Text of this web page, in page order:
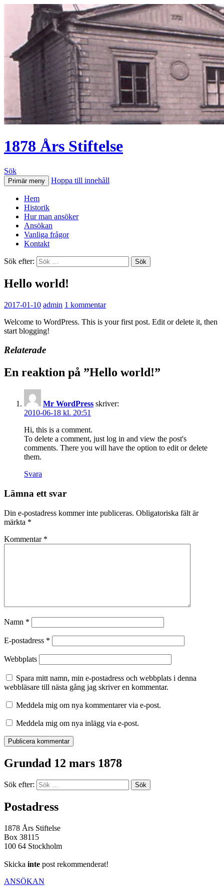
1878 Års Stiftelse
Sök
Primär meny Hoppa till innehåll
Hem
Historik
Hur man ansöker
Ansökan
Vanliga frågor
Kontakt
Sök efter:
Hello world!
2017-01-10 admin 1 kommentar
Welcome to WordPress. This is your first post. Edit or delete it, then
start blogging!
Relaterade
En reaktion på ”Hello world!”
Mr WordPress skriver:
2010-06-18 kl. 20:51
Hi, this is a comment.
To delete a comment, just log in and view the post's
comments. There you will have the option to edit or delete
them.
Svara
Lämna ett svar
Din e-postadress kommer inte publiceras. Obligatoriska fält är
märkta *
Kommentar *
Namn *
E-postadress *
Webbplats
Spara mitt namn, min e-postadress och webbplats i denna
webbläsare till nästa gång jag skriver en kommentar.
Meddela mig om nya kommentarer via e-post.
Meddela mig om nya inlägg via e-post.
Grundad 12 mars 1878
Sök efter:
Postadress
1878 Års Stiftelse
Box 38115
100 64 Stockholm
Skicka inte post rekommenderat!
ANSÖKAN